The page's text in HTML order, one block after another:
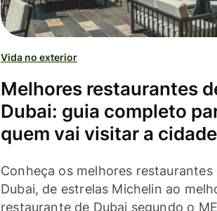
Vida no exterior
Melhores restaurantes
Dubai: guia completo
quem vai visitar a cidade
Conheça os melhores restaurantes
Dubai, de estrelas Michelin ao
restaurante de Dubai segundo o